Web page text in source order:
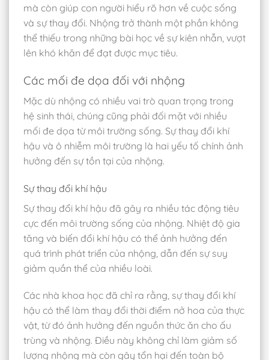
mà còn giúp con người hiểu rõ hơn về cuộc sống
và sự thay đổi. Nhộng trở thành một phần không
thể thiếu trong những bài học về sự kiên nhẫn, vượt
lên khó khăn để đạt được mục tiêu.
Các mối đe dọa đối với nhộng
Mặc dù nhộng có nhiều vai trò quan trọng trong
hệ sinh thái, chúng cũng phải đối mặt với nhiều
mối đe dọa từ môi trường sống. Sự thay đổi khí
hậu và ô nhiễm môi trường là hai yếu tố chính ảnh
hưởng đến sự tồn tại của nhộng.
Sự thay đổi khí hậu
Sự thay đổi khí hậu đã gây ra nhiều tác động tiêu
cực đến môi trường sống của nhộng. Nhiệt độ gia
tăng và biến đổi khí hậu có thể ảnh hưởng đến
quá trình phát triển của nhộng, dẫn đến sự suy
giảm quần thể của nhiều loài.
Các nhà khoa học đã chỉ ra rằng, sự thay đổi khí
hậu có thể làm thay đổi thời điểm nở hoa của thực
vật, từ đó ảnh hưởng đến nguồn thức ăn cho ấu
trùng và nhộng. Điều này không chỉ làm giảm số
lượng nhộng mà còn gây tổn hại đến toàn bộ